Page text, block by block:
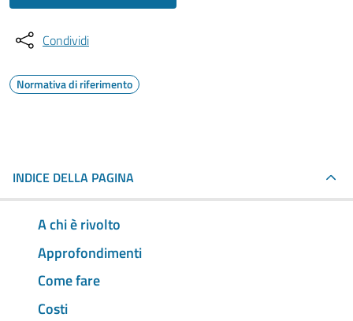
Condividi
Normativa di riferimento
INDICE DELLA PAGINA
A chi è rivolto
Approfondimenti
Come fare
Costi